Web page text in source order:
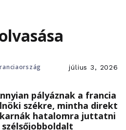
július 3, 2026
pályáznak a francia
székre, mintha direkt
hatalomra juttatni
szélsőjobboldalt